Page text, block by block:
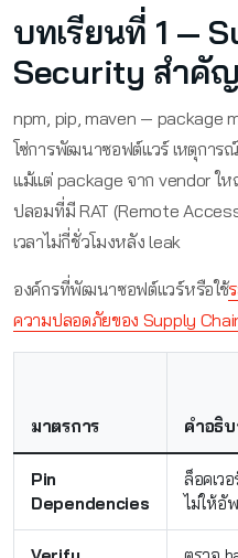
บทเรียนที่ 1 —
Security สำคั
npm, pip, maven — package
โซ่การพัฒนาซอฟต์แวร์ เหตุการ
แม้แต่ package จาก vendor ใ
ปลอมที่มี RAT (Remote
เวลาไม่กี่ชั่วโมงหลัง leak
องค์กรที่พัฒนาซอฟต์แวร์หรือใช้
ความปลอดภัยของ Supply
มาตรการ คำอธิ
Pin
Dependencies
ล็อคเว
ไม่ให้อั